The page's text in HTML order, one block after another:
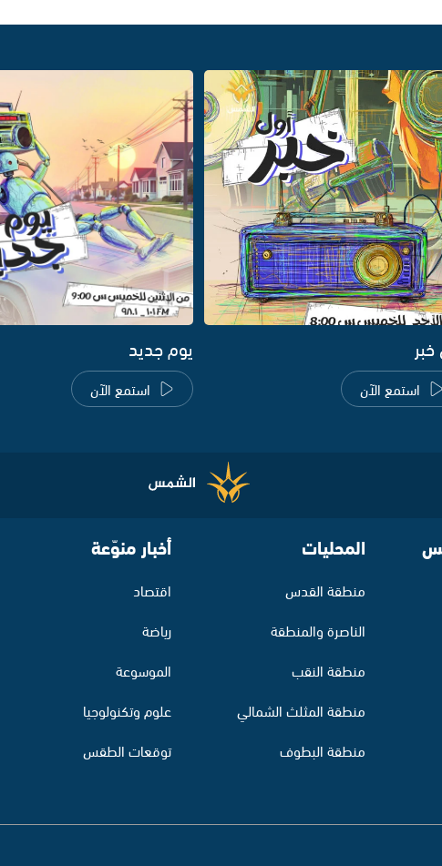
استمع الآن
يوم جديد
استمع الآن
المحليات
منطقة القدس
الناصرة والمنطقة
منطقة النقب
منطقة المثلث الشمالي
منطقة البطوف
أخبار منوّعة
اقتصاد
رياضة
الموسوعة
علوم وتكنولوجيا
توقعات الطقس